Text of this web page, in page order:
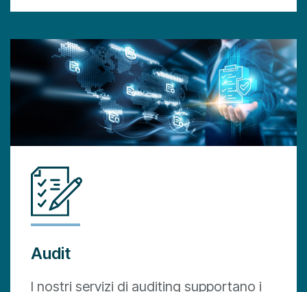
Audit
I nostri servizi di auditing supportano i